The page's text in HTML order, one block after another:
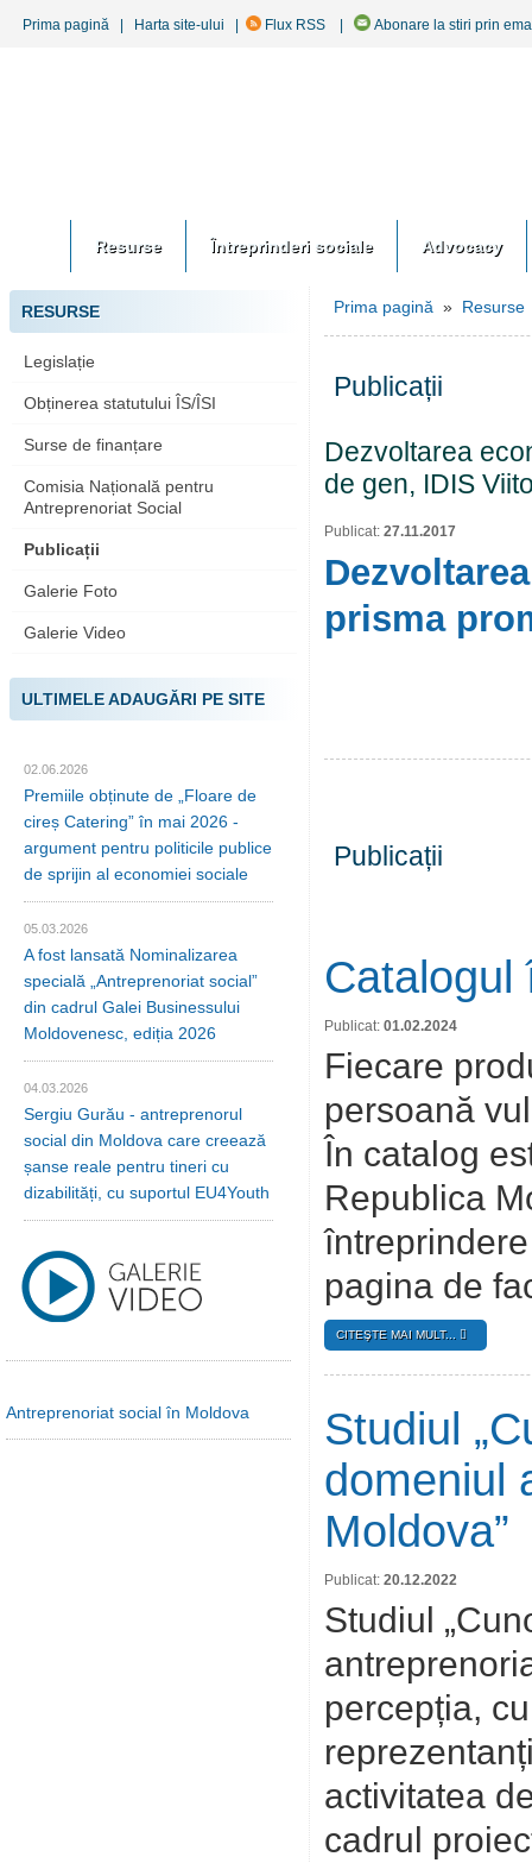
Prima pagină Harta site-ului Flux RSS Abonare la stiri prin
Resurse Întreprinderi sociale Advocacy
RESURSE
Legislație
Obținerea statutului ÎS/ÎSI
Surse de finanțare
Comisia Națională pentru
Antreprenoriat Social
Publicații
Galerie Foto
Galerie Video
ULTIMELE ADAUGĂRI PE SITE
02.06.2026
Premiile obținute de „Floare de
cireș Catering” în mai 2026 -
argument pentru politicile publice
de sprijin al economiei sociale
05.03.2026
A fost lansată Nominalizarea
specială „Antreprenoriat social”
din cadrul Galei Businessului
Moldovenesc, ediția 2026
04.03.2026
Sergiu Gurău - antreprenorul
social din Moldova care creează
șanse reale pentru tineri cu
dizabilități, cu suportul EU4Youth
Antreprenoriat social în Moldova
Prima pagină » Resurse
Publicații
Dezvoltarea
de gen, IDIS
Publicat: 27.11.2017
prisma
Publicații
Catalogul
Publicat: 01.02.2024
Fiecare
persoană
În catalog
Republica
pagina de
CITEŞTE MAI MULT...
Studiul
domeniul
Moldova”
Publicat: 20.12.2022
Studiul
percepția,
activitatea
cadrul